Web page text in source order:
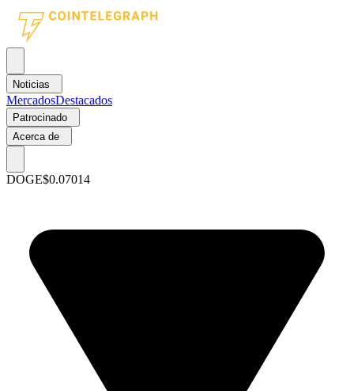
Noticias
MercadosDestacados
Patrocinado
Acerca de
DOGE$0.07014